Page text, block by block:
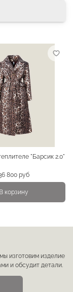
"Барсик 2.0"
800 руб
В корзину
изготовим изделие
и обсудит детали.